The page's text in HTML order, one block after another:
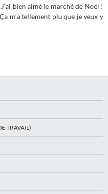
bien aimé le marché de Noël !
m’a tellement plu que je veux y
TRAVAIL)